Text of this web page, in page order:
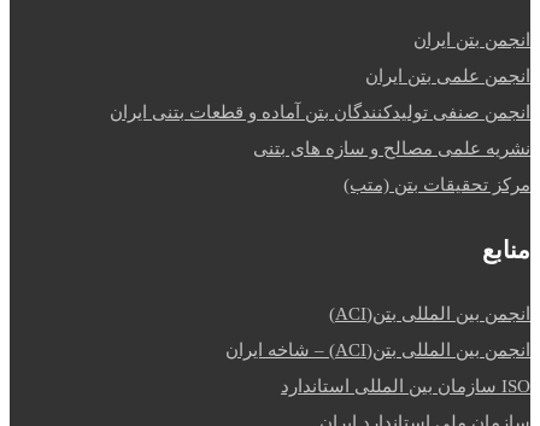
انجمن بتن ایران
انجمن علمی بتن ایران
انجمن صنفی تولیدکنندگان بتن آماده و قطعات بتنی ایران
نشریه علمی مصالح و سازه های بتنی
مرکز تحقیقات بتن (متب)
منابع
انجمن بین المللی بتن(ACI)
انجمن بین المللی بتن(ACI) – شاخه ایران
ISO سازمان بین المللی استاندارد